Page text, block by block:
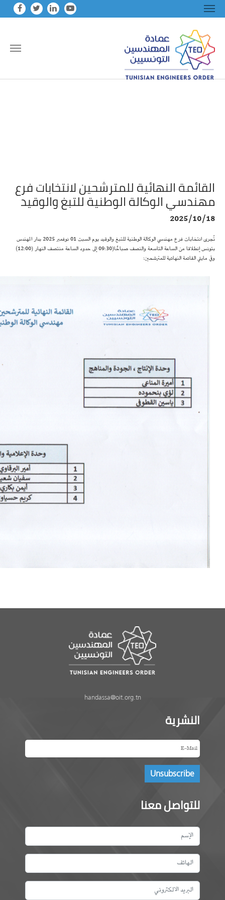
القائمة النهائية للمترشحين لانتخابات فرع
مهندسي الوكالة الوطنية للتبغ والوقيد
2025/10/18
تُجرى انتخابات فرع مهندسي الوكالة الوطنية للتبغ والوقيد يوم السبت 01 نوفمبر 2025 بدار المهندس
بتونس إنطلاقا من الساعة التاسعة والنصف صباحًا(09:30 إلى حدود الساعة منتصف النهار (12:00)
وفي مايلي القائمة النهائية للمترشحين:
handassa@oit.org.tn
النشرية
للتواصل معنا